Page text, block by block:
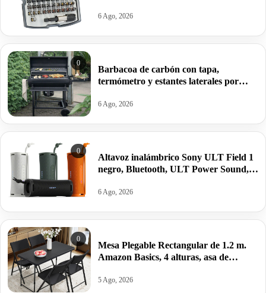
6 Ago, 2026
0
Barbacoa de carbón con tapa,
termómetro y estantes laterales por
6 Ago, 2026
0
Altavoz inalámbrico Sony ULT Field 1
negro, Bluetooth, ULT Power Sound,
por 62,04€ antes 84,55€.
6 Ago, 2026
0
Mesa Plegable Rectangular de 1.2 m.
Amazon Basics, 4 alturas, asa de
22,99€ antes 39,95€.
5 Ago, 2026